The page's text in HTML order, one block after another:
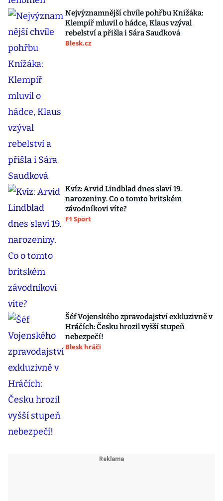
Nejvýznamnější chvíle pohřbu Knížáka:
Klempíř mluvil o hádce, Klaus vzýval
rebelství a přišla i Sára Saudková
Blesk.cz
Kvíz: Arvid Lindblad dnes slaví 19.
narozeniny. Co o tomto britském
závodníkovi víte?
F1 Sport
Šéf Vojenského zpravodajství exkluzivně v
Hráčích: Česku hrozil vyšší stupeň
nebezpečí!
Blesk hráči